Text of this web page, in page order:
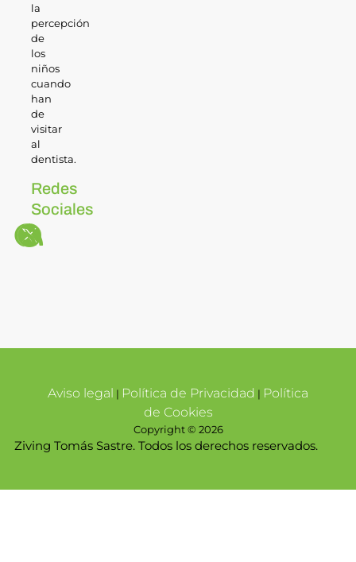
la
percepción
de
los
niños
cuando
han
de
visitar
al
dentista.
Redes
Sociales
Aviso legal | Política de Privacidad | Política
de Cookies
Copyright © 2026
Ziving Tomás Sastre. Todos los derechos reservados.